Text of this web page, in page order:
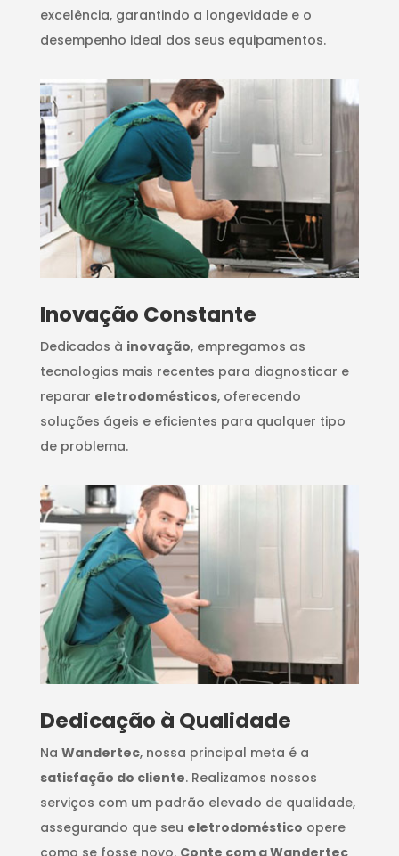
excelência, garantindo a longevidade e o
desempenho ideal dos seus equipamentos.
Inovação Constante
Dedicados à inovação, empregamos as
tecnologias mais recentes para diagnosticar e
reparar eletrodomésticos, oferecendo
soluções ágeis e eficientes para qualquer tipo
de problema.
Dedicação à Qualidade
Na Wandertec, nossa principal meta é a
satisfação do cliente. Realizamos nossos
serviços com um padrão elevado de qualidade,
assegurando que seu eletrodoméstico opere